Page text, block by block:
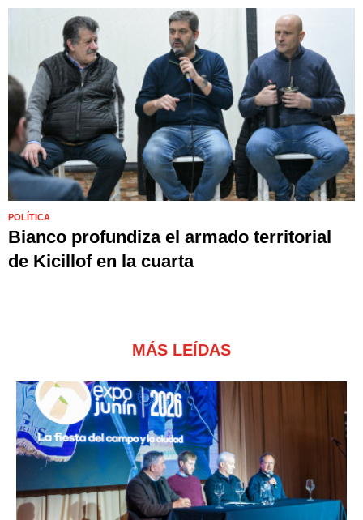
POLÍTICA
Bianco profundiza el armado territorial
de Kicillof en la cuarta
MÁS LEÍDAS